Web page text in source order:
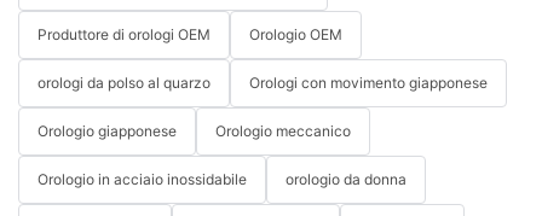
Produttore di orologi OEM Orologio OEM
orologi da polso al quarzo Orologi con movimento giapponese
Orologio giapponese Orologio meccanico
Orologio in acciaio inossidabile orologio da donna